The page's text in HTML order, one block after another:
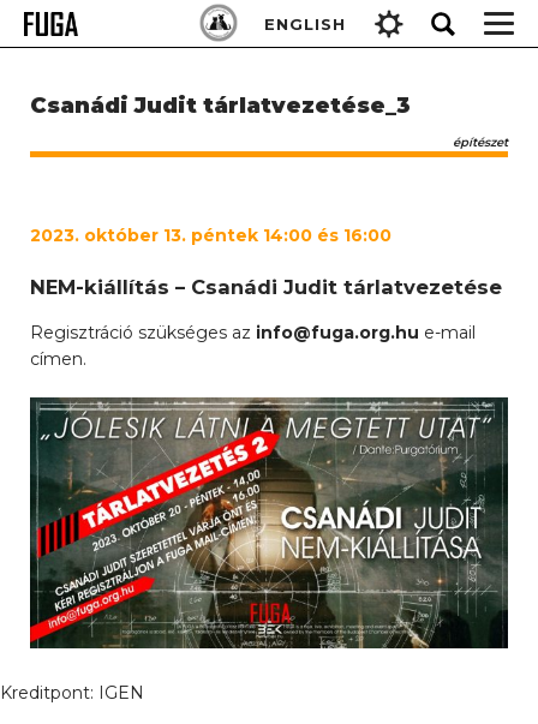
Skip
ENGLISH
Keresés:
Csanádi Judit tárlatvezetése_3
építészet
2023. október 13. péntek 14:00 és 16:00
NEM-kiállítás – Csanádi Judit tárlatvezetése
Regisztráció szükséges az info@fuga.org.hu e-mail
címen.
Kreditpont: IGEN